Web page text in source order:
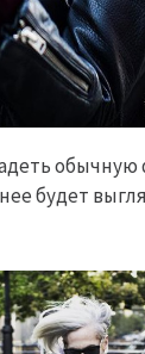
обычную
будет